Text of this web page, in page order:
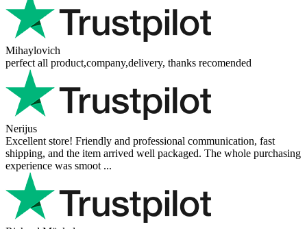
Mihaylovich
perfect all product,company,delivery, thanks recomended
Nerijus
Excellent store! Friendly and professional communication, fast
shipping, and the item arrived well packaged. The whole purchasing
experience was smoot ...